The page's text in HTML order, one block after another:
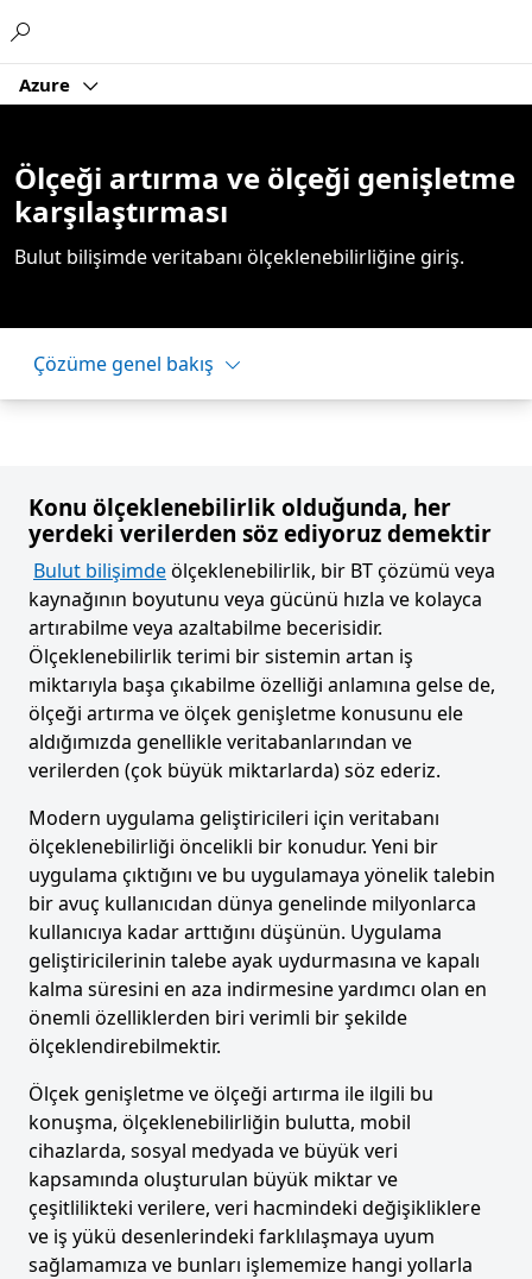
Azure
Ölçeği artırma ve ölçeği genişletme
karşılaştırması
Bulut bilişimde veritabanı ölçeklenebilirliğine giriş.
Çözüme genel bakış
Konu ölçeklenebilirlik olduğunda, her
yerdeki verilerden söz ediyoruz demektir
Bulut bilişimdeölçeklenebilirlik, bir BT çözümü veya
kaynağının boyutunu veya gücünü hızla ve kolayca
artırabilme veya azaltabilme becerisidir.
Ölçeklenebilirlik terimi bir sistemin artan iş
miktarıyla başa çıkabilme özelliği anlamına gelse de,
ölçeği artırma ve ölçek genişletme konusunu ele
aldığımızda genellikle veritabanlarından ve
verilerden (çok büyük miktarlarda) söz ederiz.
Modern uygulama geliştiricileri için veritabanı
ölçeklenebilirliği öncelikli bir konudur. Yeni bir
uygulama çıktığını ve bu uygulamaya yönelik talebin
bir avuç kullanıcıdan dünya genelinde milyonlarca
kullanıcıya kadar arttığını düşünün. Uygulama
geliştiricilerinin talebe ayak uydurmasına ve kapalı
kalma süresini en aza indirmesine yardımcı olan en
önemli özelliklerden biri verimli bir şekilde
ölçeklendirebilmektir.
Ölçek genişletme ve ölçeği artırma ile ilgili bu
konuşma, ölçeklenebilirliğin bulutta, mobil
cihazlarda, sosyal medyada ve büyük veri
kapsamında oluşturulan büyük miktar ve
çeşitlilikteki verilere, veri hacmindeki değişikliklere
ve iş yükü desenlerindeki farklılaşmaya uyum
sağlamamıza ve bunları işlememize hangi yollarla